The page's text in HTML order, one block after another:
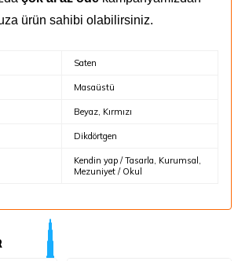
ürün sahibi olabilirsiniz.
Saten
Masaüstü
Beyaz, Kırmızı
Dikdörtgen
Kendin yap / Tasarla, Kurumsal,
Mezuniyet / Okul